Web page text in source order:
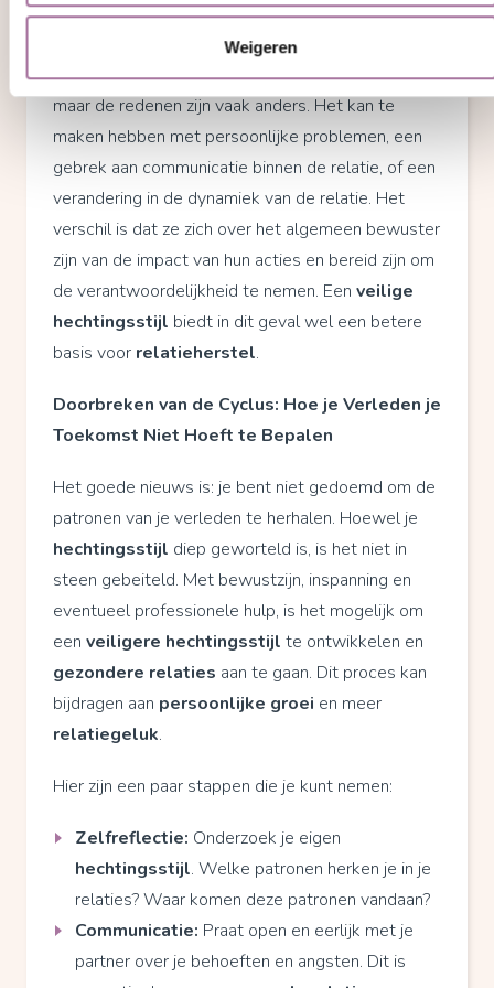
Weigeren
Dit betekent echter niet datveilige hechtingeen
vreemdgaan. Ook mensen met
een veilige hechtingsstijl kunnenontrouwzijn,
maar de redenen zijn vaak anders. Het kan te
maken hebben met persoonlijke problemen, een
gebrek aan communicatie binnen de relatie, of een
verandering in de dynamiek van de relatie. Het
verschil is dat ze zich over het algemeen bewuster
zijn van de impact van hun acties en bereid zijn om
de verantwoordelijkheid te nemen. Een veilige
hechtingsstijl biedt in dit geval wel een betere
basis voor relatieherstel.
Doorbreken van de Cyclus: Hoe je Verleden je
Toekomst Niet Hoeft te Bepalen
Het goede nieuws is: je bent niet gedoemd om de
patronen van je verleden te herhalen. Hoewel je
hechtingsstijl diep geworteld is, is het niet in
steen gebeiteld. Met bewustzijn, inspanning en
eventueel professionele hulp, is het mogelijk om
een veiligere hechtingsstijl te ontwikkelen en
gezondere relaties aan te gaan. Dit proces kan
bijdragen aan persoonlijke groei en meer
relatiegeluk.
Hier zijn een paar stappen die je kunt nemen:
Zelfreflectie: Onderzoek je eigen
hechtingsstijl. Welke patronen herken je in je
relaties? Waar komen deze patronen vandaan?
Communicatie: Praat open en eerlijk met je
partner over je behoeften en angsten. Dit is